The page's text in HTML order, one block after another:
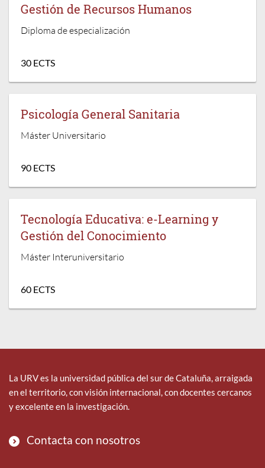
Gestión de Recursos Humanos
Diploma de especialización
30 ECTS
Psicología General Sanitaria
Máster Universitario
90 ECTS
Tecnología Educativa: e-Learning y
Gestión del Conocimiento
Máster Interuniversitario
60 ECTS
La URV es la universidad pública del sur de Cataluña, arraigada
en el territorio, con visión internacional, con docentes cercanos
y excelente en la investigación.
Contacta con nosotros